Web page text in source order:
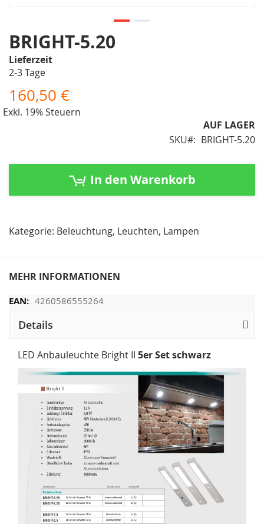
BRIGHT-5.20
Lieferzeit
2-3 Tage
160,50 €
Exkl. 19% Steuern
AUF LAGER
SKU
BRIGHT-5.20
In den Warenkorb
Kategorie: Beleuchtung, Leuchten, Lampen
MEHR INFORMATIONEN
4260586555264
Zum
Anfang
der
Bildergalerie
springen
Details
LED Anbauleuchte Bright II 5er Set schwarz